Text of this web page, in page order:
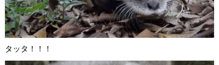
タッタ！！！